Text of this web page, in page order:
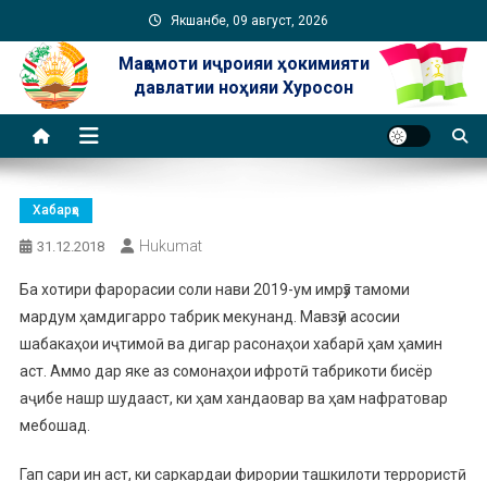
to
content
Якшанбе, 09 август, 2026
Мақомоти иҷроияи ҳокимияти
давлатии ноҳияи Хуросон
Хабарҳо
31.12.2018 Hukumat
Ба хотири фарорасии соли нави 2019-ум имрӯз тамоми
мардум ҳамдигарро табрик мекунанд. Мавзӯи асосии
шабакаҳои иҷтимоӣ ва дигар расонаҳои хабарӣ ҳам ҳамин
аст. Аммо дар яке аз сомонаҳои ифротӣ табрикоти бисёр
аҷибе нашр шудааст, ки ҳам хандаовар ва ҳам нафратовар
мебошад.
Гап сари ин аст, ки саркардаи фирории ташкилоти террористӣ